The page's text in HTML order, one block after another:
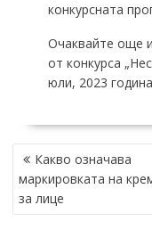
конкурсната
Очаквайте още
от конкурса
юли, 2023
НАВИГАЦИЯ
Какво означава
маркировката на
за лице